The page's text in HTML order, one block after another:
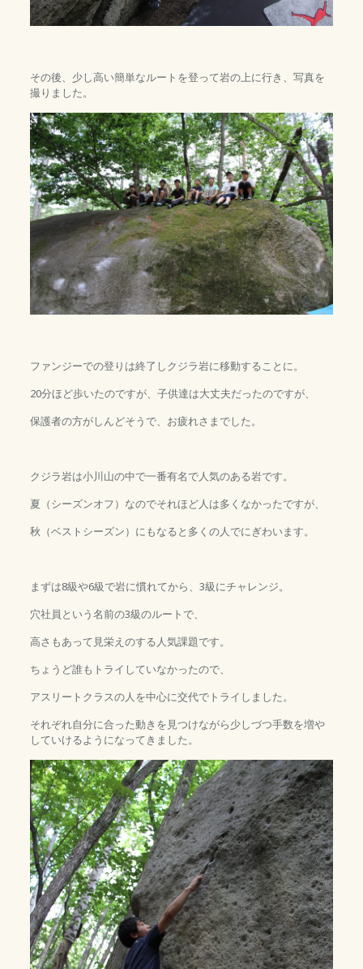
その後、少し高い簡単なルートを登って岩の上に行き、写真を
撮りました。
ファンジーでの登りは終了しクジラ岩に移動することに。
20分ほど歩いたのですが、子供達は大丈夫だったのですが、
保護者の方がしんどそうで、お疲れさまでした。
クジラ岩は小川山の中で一番有名で人気のある岩です。
夏（シーズンオフ）なのでそれほど人は多くなかったですが、
秋（ベストシーズン）にもなると多くの人でにぎわいます。
まずは8級や6級で岩に慣れてから、3級にチャレンジ。
穴社員という名前の3級のルートで、
高さもあって見栄えのする人気課題です。
ちょうど誰もトライしていなかったので、
アスリートクラスの人を中心に交代でトライしました。
それぞれ自分に合った動きを見つけながら少しづつ手数を増や
していけるようになってきました。